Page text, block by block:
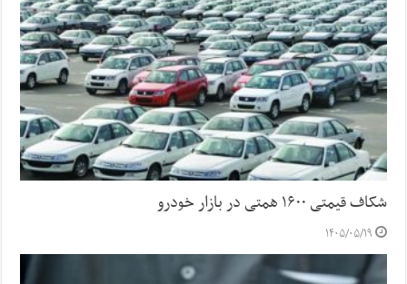
شکاف قیمتی ۱۶۰۰ همتی در بازار خودرو
۱۴۰۵/۰۵/۱۹